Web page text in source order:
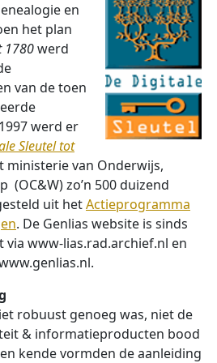
en
het plan
1780werd
van de toen
werd er
Sleutel tot
ministerie van Onderwijs,
(OC&W) zo’n 500 duizend
uit hetActieprogramma
. De Genlias website is sinds
via www-lias.rad.archief.nl en
robuust genoeg was, niet de
& informatieproducten bood
kende vormden de aanleiding